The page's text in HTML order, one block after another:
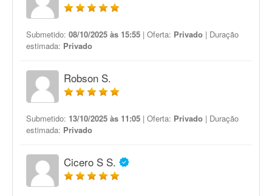
Submetido: 08/10/2025 às 15:55 | Oferta: Privado | Duração
estimada: Privado
Robson S.
Submetido: 13/10/2025 às 11:05 | Oferta: Privado | Duração
estimada: Privado
Cicero S S.